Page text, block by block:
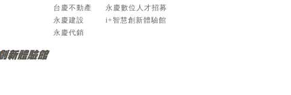
台慶不動產
永慶數位人才招募
永慶建設
i+智慧創新體驗館
永慶代銷